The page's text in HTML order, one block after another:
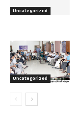
Uncategorized
Uncategorized